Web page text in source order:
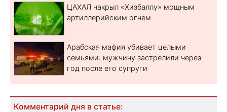
ЦАХАЛ накрыл «Хизбаллу» мощным
артиллерийским огнем
Арабская мафия убивает целыми
семьями: мужчину застрелили через
год после его супруги
Комментарий дня в статье: